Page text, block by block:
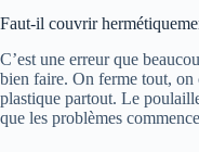
Faut-il couvrir
C’est une erreur que
bien faire. On ferme tout, on
plastique partout. Le
que les problèmes